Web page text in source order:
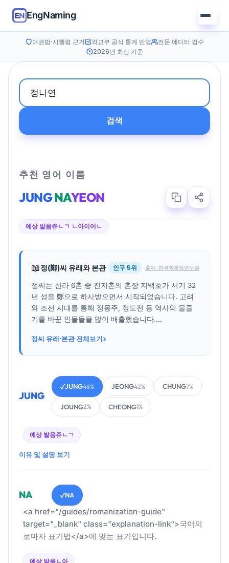
EngNaming
여권법·시행령 근거 외교부 공식 통계 반영
전문 에디터 검수
2026년 최신 기준
검색
추천 영어 이름
JUNGNAYEON
예상 발음쥬ㄴㄱ ㄴ아이어ㄴ
📖정(鄭)씨 유래와 본관 인구 5위 출처: 한국학중앙연구원
정씨는 신라 6촌 중 진지촌의 촌장 지백호가 서기 32
년 성을 鄭으로 하사받으면서 시작되었습니다. 고려
와 조선 시대를 통해 정몽주, 정도전 등 역사의 물줄
기를 바꾼 인물들을 많이 배출했습니다....
정씨 유래·본관 전체보기›
JUNG
✓JUNG46% JEONG42% CHUNG7%
JOUNG2% CHEONG1%
예상 발음쥬ㄴㄱ
이유 및 설명 보기
NA ✓NA
<a href="/guides/romanization-guide"
target="_blank" class="explanation-link">국어의
로마자 표기법</a>에 맞는 표기입니다.
예상 발음ㄴ아